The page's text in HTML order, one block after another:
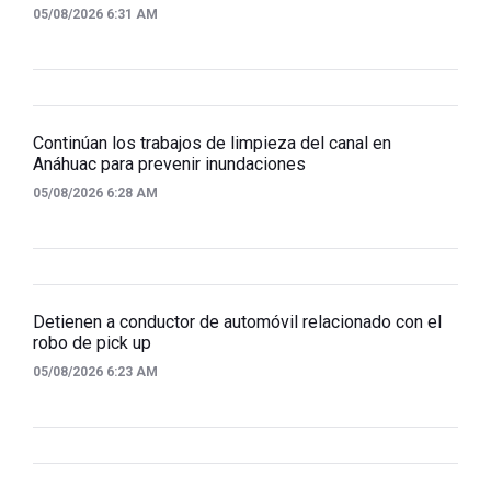
05/08/2026 6:31 AM
Continúan los trabajos de limpieza del canal en
Anáhuac para prevenir inundaciones
05/08/2026 6:28 AM
Detienen a conductor de automóvil relacionado con el
robo de pick up
05/08/2026 6:23 AM